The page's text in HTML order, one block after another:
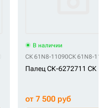
В наличии
СК 61N8-11090СК 61N8-
Палец СК-6272711 СК
от 7 500 руб